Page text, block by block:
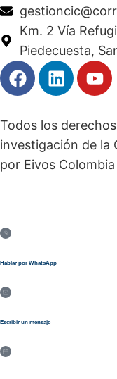
Km. 2 Vía
Piedecuesta,
Todos los
investigación de la
por Eivos Colombia
Hablar por WhatsApp
Escribir un mensaje